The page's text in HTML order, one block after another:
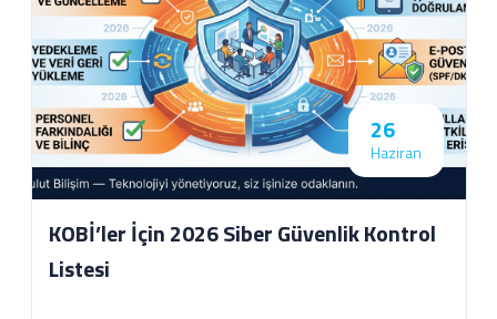
26
Haziran
KOBİ’ler İçin 2026 Siber Güvenlik Kontrol
Listesi